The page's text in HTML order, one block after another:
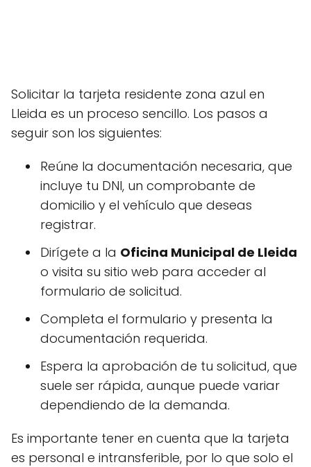
Solicitar la tarjeta residente zona azul en
Lleida es un proceso sencillo. Los pasos a
seguir son los siguientes:
Reúne la documentación necesaria, que
incluye tu DNI, un comprobante de
domicilio y el vehículo que deseas
registrar.
Dirígete a la Oficina Municipal de Lleida
o visita su sitio web para acceder al
formulario de solicitud.
Completa el formulario y presenta la
documentación requerida.
Espera la aprobación de tu solicitud, que
suele ser rápida, aunque puede variar
dependiendo de la demanda.
Es importante tener en cuenta que la tarjeta
es personal e intransferible, por lo que solo el